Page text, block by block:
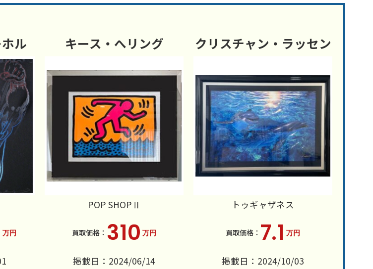
ル
万円
キース・へリング
POP SHOPⅡ
310 万円
掲載日：2024/06/14
クリスチャン・ラッセン
トゥギャザネス
7.1 万円
掲載日：2024/10/03